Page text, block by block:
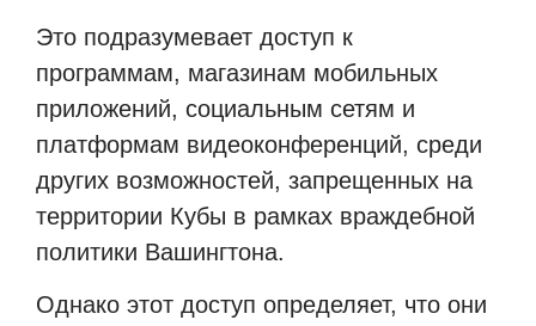
Это подразумевает доступ к
программам, магазинам мобильных
приложений, социальным сетям и
платформам видеоконференций, среди
других возможностей, запрещенных на
территории Кубы в рамках враждебной
политики Вашингтона.
Однако этот доступ определяет, что они